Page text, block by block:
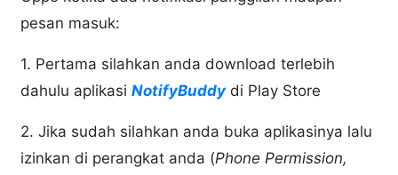
pesan masuk:
1. Pertama silahkan anda download terlebih
dahulu aplikasiNotifyBuddydi Play Store
2. Jika sudah silahkan anda buka aplikasinya lalu
izinkan di perangkat anda (Phone Permission,